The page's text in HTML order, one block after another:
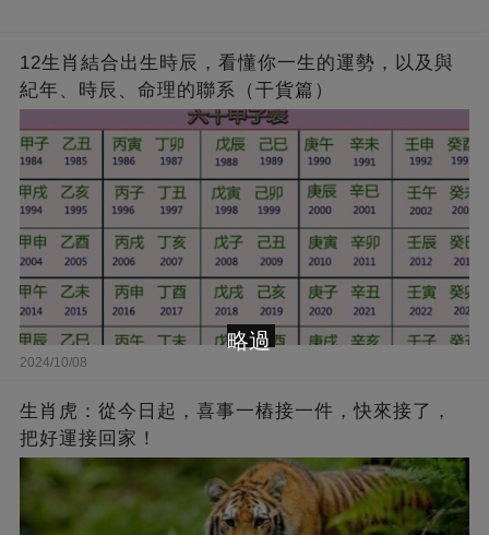
12生肖結合出生時辰，看懂你一生的運勢，以及與
紀年、時辰、命理的聯系（干貨篇）
2024/10/08
生肖虎：從今日起，喜事一樁接一件，快來接了，
把好運接回家！
略過